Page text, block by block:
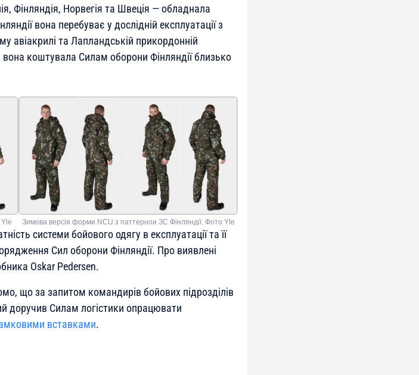
Фінляндія, Норвегія та Швеція — обладнала
вона перебуває у дослідній експлуатації з
авіакрилі та Лапландській прикордонній
коштувала Силам оборони Фінляндії близько
Зимова версія форми NCU з паттернои ЗС Фінляндії. Фото Yle
системи бойового одягу в експлуатації та її
Сил оборони Фінляндії. Про виявлені
Oskar Pedersen.
що за запитом командирів бойових підрозділів
доручив Силам логістики опрацювати
вставками.